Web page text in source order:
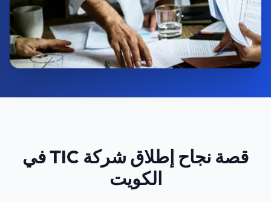
قصة نجاح إطلاق شركة TIC في
الكويت